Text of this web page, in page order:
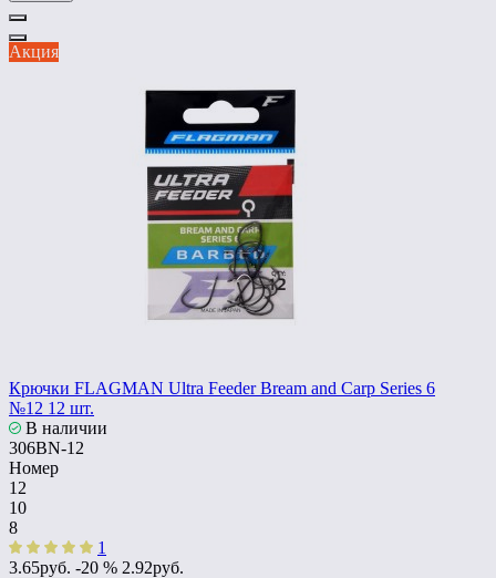
Акция
Крючки FLAGMAN Ultra Feeder Bream and Carp Series 6
№12 12 шт.
В наличии
306BN-12
Номер
12
10
8
1
3.65руб. -20 % 2.92руб.